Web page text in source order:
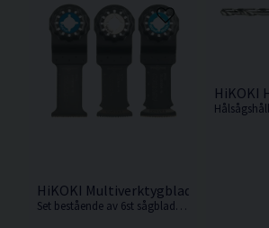
HiKOKI Multiverktygblad Set 3st
Set bestående av 6st sågblad. 2st MSW32PCJ för trä. 2st MSD32PBC för trä+metall och 2st MSM32PB för metall.
HiKOKI